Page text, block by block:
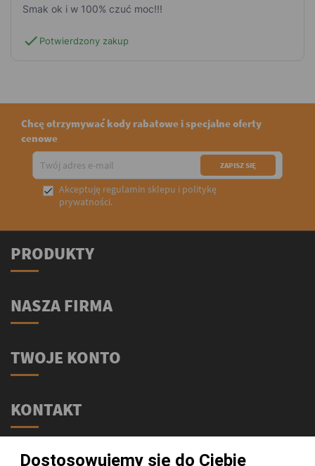
Smak ok i w 100% czuć moc!!!
check Potwierdzony zakup
Chcę otrzymywać kody rabatowe i specjalne oferty
cenowe
 Akceptuję regulamin sklepu i politykę
prywatności.
Dostosowujemy się do Ciebie
PRODUKTY
NASZA FIRMA
TWOJE KONTO
KONTAKT